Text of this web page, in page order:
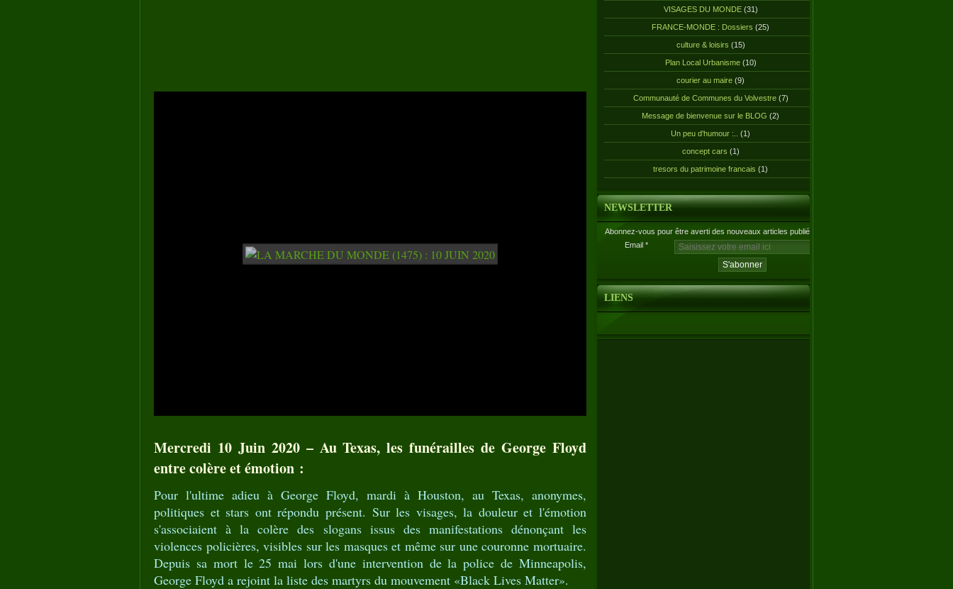
Mercredi 10 Juin 2020 – Au Texas, les funérailles de George Floyd
entre colère et émotion :
Pour l'ultime adieu à George Floyd, mardi à Houston, au Texas, anonymes,
politiques et stars ont répondu présent. Sur les visages, la douleur et l'émotion
s'associaient à la colère des slogans issus des manifestations dénonçant les
violences policières, visibles sur les masques et même sur une couronne mortuaire.
Depuis sa mort le 25 mai lors d'une intervention de la police de Minneapolis,
George Floyd a rejoint la liste des martyrs du mouvement «Black Lives Matter».
VISAGES DU MONDE(31)
FRANCE-MONDE : Dossiers (25)
culture & loisirs (15)
Plan Local Urbanisme(10)
courier au maire (9)
Communauté de Communes du Volvestre(7)
Message de bienvenue sur le BLOG (2)
Un peu d'humour :.. (1)
concept cars (1)
tresors du patrimoine francais (1)
NEWSLETTER
Abonnez-vous pour être averti des nouveaux articles publiés.
Email
LIENS